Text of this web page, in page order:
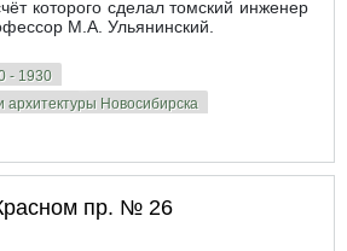
которого сделал томский инженер
М.А. Ульянинский.
- 1930
архитектуры Новосибирска
пр. № 26